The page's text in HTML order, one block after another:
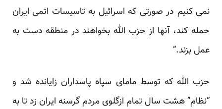
نمی کنیم در صورتی که اسرائیل به تاسیسات اتمی ایران
حمله کند، آنها از حزب الله بخواهند در منطقه دست به
عمل بزند.”
حزب الله که توسط مامای سپاه پاسداران زایانده شد و
“نظام” هشت سال تمام ازگلوی مردم گرسنه ایران زد تا به